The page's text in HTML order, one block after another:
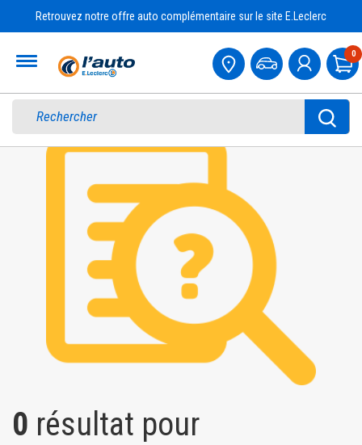
Retrouvez notre offre auto complémentaire sur le site E.Leclerc
0
0 résultat pour